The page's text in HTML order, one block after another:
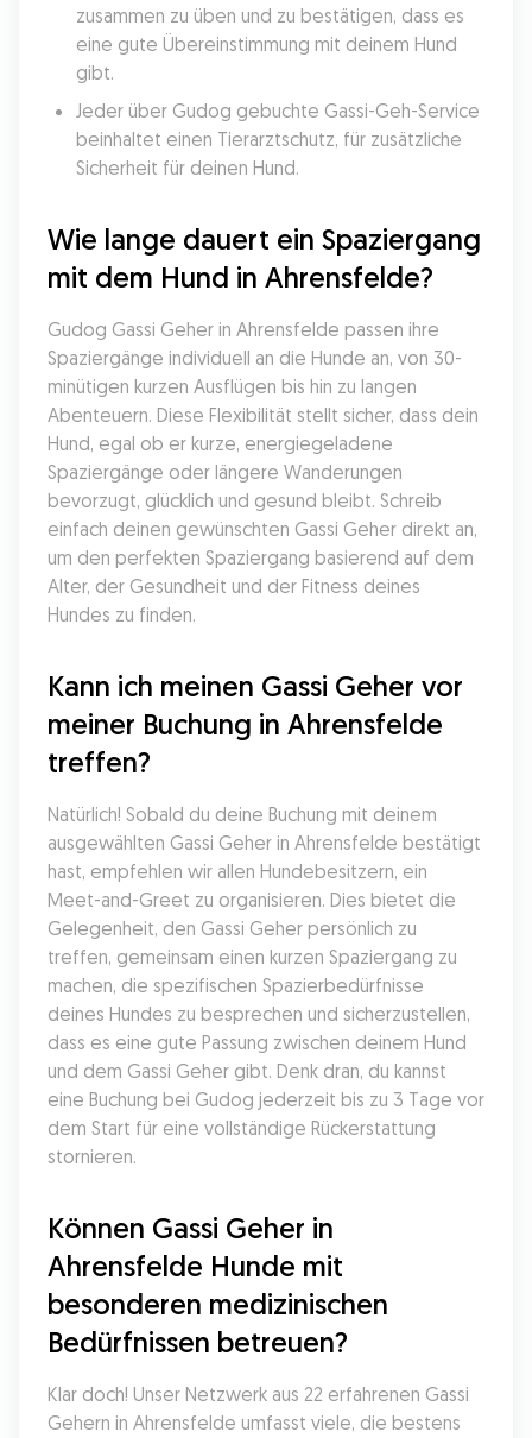
zusammen zu üben und zu bestätigen, dass es
eine gute Übereinstimmung mit deinem Hund
gibt.
Jeder über Gudog gebuchte Gassi-Geh-Service
beinhaltet einen Tierarztschutz, für zusätzliche
Sicherheit für deinen Hund.
Wie lange dauert ein Spaziergang
mit dem Hund in Ahrensfelde?
Gudog Gassi Geher in Ahrensfelde passen ihre
Spaziergänge individuell an die Hunde an, von 30-
minütigen kurzen Ausflügen bis hin zu langen
Abenteuern. Diese Flexibilität stellt sicher, dass dein
Hund, egal ob er kurze, energiegeladene
Spaziergänge oder längere Wanderungen
bevorzugt, glücklich und gesund bleibt. Schreib
einfach deinen gewünschten Gassi Geher direkt an,
um den perfekten Spaziergang basierend auf dem
Alter, der Gesundheit und der Fitness deines
Hundes zu finden.
Kann ich meinen Gassi Geher vor
meiner Buchung in Ahrensfelde
treffen?
Natürlich! Sobald du deine Buchung mit deinem
ausgewählten Gassi Geher in Ahrensfelde bestätigt
hast, empfehlen wir allen Hundebesitzern, ein
Meet-and-Greet zu organisieren. Dies bietet die
Gelegenheit, den Gassi Geher persönlich zu
treffen, gemeinsam einen kurzen Spaziergang zu
machen, die spezifischen Spazierbedürfnisse
deines Hundes zu besprechen und sicherzustellen,
dass es eine gute Passung zwischen deinem Hund
und dem Gassi Geher gibt. Denk dran, du kannst
eine Buchung bei Gudog jederzeit bis zu 3 Tage vor
dem Start für eine vollständige Rückerstattung
stornieren.
Können Gassi Geher in
Ahrensfelde Hunde mit
besonderen medizinischen
Bedürfnissen betreuen?
Klar doch! Unser Netzwerk aus 22 erfahrenen Gassi
Gehern in Ahrensfelde umfasst viele, die bestens